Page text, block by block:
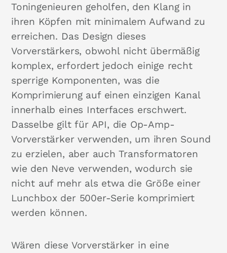
Toningenieuren geholfen, den Klang in
ihren Köpfen mit minimalem Aufwand zu
erreichen. Das Design dieses
Vorverstärkers, obwohl nicht übermäßig
komplex, erfordert jedoch einige recht
sperrige Komponenten, was die
Komprimierung auf einen einzigen Kanal
innerhalb eines Interfaces erschwert.
Dasselbe gilt für API, die Op-Amp-
Vorverstärker verwenden, um ihren Sound
zu erzielen, aber auch Transformatoren
wie den Neve verwenden, wodurch sie
nicht auf mehr als etwa die Größe einer
Lunchbox der 500er-Serie komprimiert
werden können.
Wären diese Vorverstärker in eine